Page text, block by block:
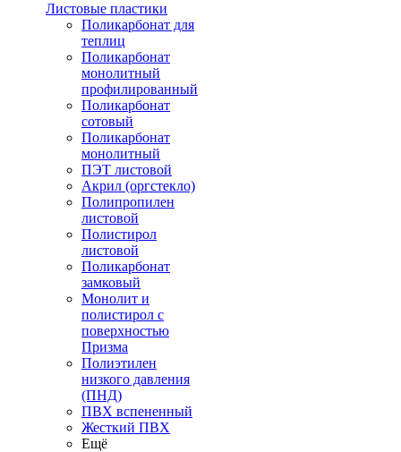
Листовые пластики
Поликарбонат для
теплиц
Поликарбонат
монолитный
профилированный
Поликарбонат
сотовый
Поликарбонат
монолитный
ПЭТ листовой
Акрил (оргстекло)
Полипропилен
листовой
Полистирол
листовой
Поликарбонат
замковый
Монолит и
полистирол с
поверхностью
Призма
Полиэтилен
низкого давления
(ПНД)
ПВХ вспененный
Жесткий ПВХ
Ещё